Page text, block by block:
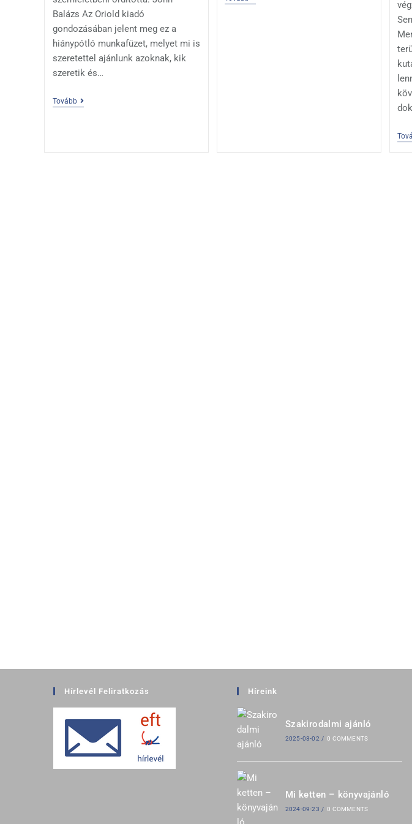
Balázs Az Oriold kiadó
gondozásában jelent meg ez a
hiánypótló munkafüzet, melyet mi is
szeretettel ajánlunk azoknak, kik
szeretik és…
Tovább
Hírlevél Feliratkozás Híreink
Szakirodalmi ajánló
2025-03-02 / 0 COMMENTS
Mi ketten – könyvajánló
2024-09-23 / 0 COMMENTS